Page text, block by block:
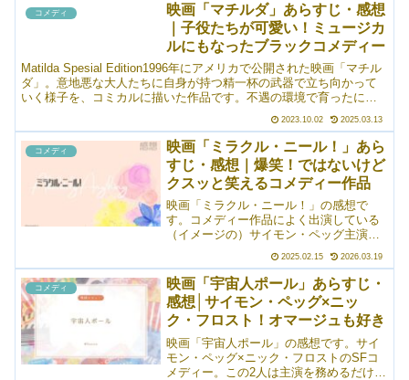
コメディ
映画「マチルダ」あらすじ・感想
｜子役たちが可愛い！ミュージカ
ルにもなったブラックコメディー
Matilda Spesial Edition1996年にアメリカで公開された映画「マチル
ダ」。意地悪な大人たちに自身が持つ精一杯の武器で立ち向かって
いく様子を、コミカルに描いた作品です。不遇の環境で育ったにも
2023.10.02 2025.03.13
コメディ
映画「ミラクル・ニール！」あら
すじ・感想｜爆笑！ではないけど
クスッと笑えるコメディー作品
映画「ミラクル・ニール！」の感想で
す。コメディー作品によく出演している
（イメージの）サイモン・ペッグ主演。
そして、監督はなんとモンティ・パイソ
ンのテリー・ジョーンズ。地球滅亡を企
てるエイリアンたちと、そのエイリアン
たちによって、全知全能の力を与えられ
たやる気のない教師ニールのお話。エイ
リアンたちに声を吹き込んだのは、モン
ティ・パイソンのメンバーです。めちゃ
くちゃ豪華。そして、ストーリーも面白
い。
2025.02.15 2026.03.19
コメディ
映画「宇宙人ポール」あらすじ・
感想│サイモン・ペッグ×ニッ
ク・フロスト！オマージュも好き
映画「宇宙人ポール」の感想です。サイ
モン・ペッグ×ニック・フロストのSFコ
メディー。この2人は主演を務めるだけで